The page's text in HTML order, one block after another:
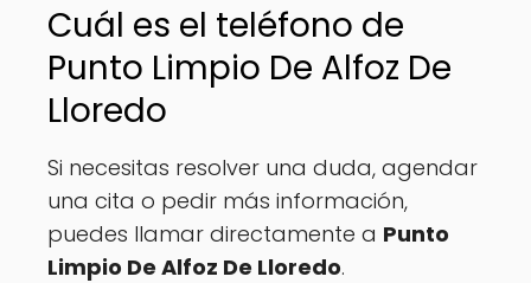
Cuál es el teléfono de
Punto Limpio De Alfoz De
Lloredo
Si necesitas resolver una duda, agendar
una cita o pedir más información,
puedes llamar directamente a Punto
Limpio De Alfoz De Lloredo.